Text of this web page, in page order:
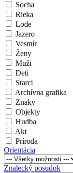
Socha
Rieka
Lode
Jazero
Vesmír
Ženy
Muži
Deti
Starci
Archívna grafika
Znaky
Objekty
Hudba
Akt
Príroda
Orientácia
Znalecký posudok